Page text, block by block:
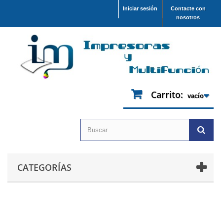
Contacte con
nosotros
Iniciar sesión
Carrito: vacío
CATEGORÍAS